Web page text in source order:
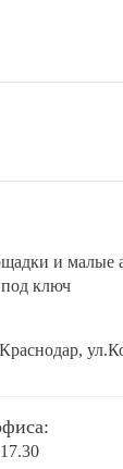
и малые
ключ